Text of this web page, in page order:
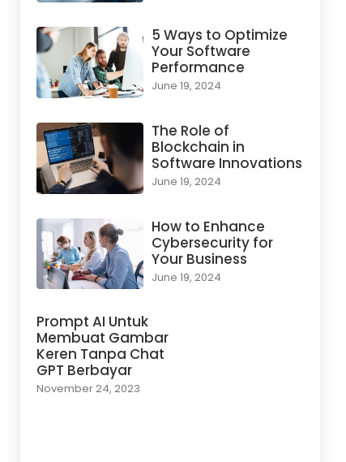
5 Ways to Optimize
Your Software
Performance
June 19, 2024
The Role of
Blockchain in
Software Innovations
June 19, 2024
How to Enhance
Cybersecurity for
Your Business
June 19, 2024
Prompt AI Untuk
Membuat Gambar
Keren Tanpa Chat
GPT Berbayar
November 24, 2023